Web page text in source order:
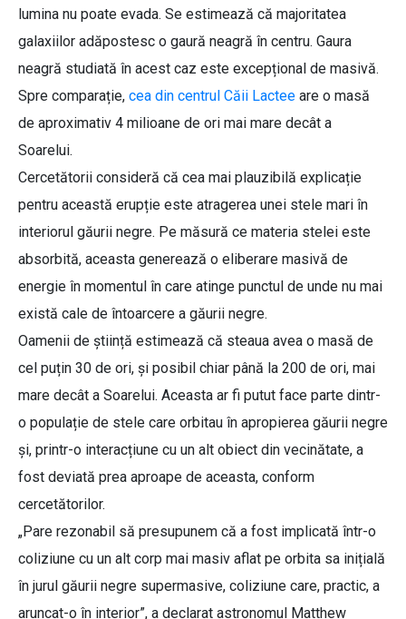
lumina nu poate evada. Se estimează că majoritatea
galaxiilor adăpostesc o gaură neagră în centru. Gaura
neagră studiată în acest caz este excepțional de masivă.
Spre comparație, cea din centrul Căii Lactee are o masă
de aproximativ 4 milioane de ori mai mare decât a
Soarelui.
Cercetătorii consideră că cea mai plauzibilă explicație
pentru această erupție este atragerea unei stele mari în
interiorul găurii negre. Pe măsură ce materia stelei este
absorbită, aceasta generează o eliberare masivă de
energie în momentul în care atinge punctul de unde nu mai
există cale de întoarcere a găurii negre.
Oamenii de știință estimează că steaua avea o masă de
cel puțin 30 de ori, și posibil chiar până la 200 de ori, mai
mare decât a Soarelui. Aceasta ar fi putut face parte dintr-
o populație de stele care orbitau în apropierea găurii negre
și, printr-o interacțiune cu un alt obiect din vecinătate, a
fost deviată prea aproape de aceasta, conform
cercetătorilor.
„Pare rezonabil să presupunem că a fost implicată într-o
coliziune cu un alt corp mai masiv aflat pe orbita sa inițială
în jurul găurii negre supermasive, coliziune care, practic, a
aruncat-o în interior”, a declarat astronomul Matthew